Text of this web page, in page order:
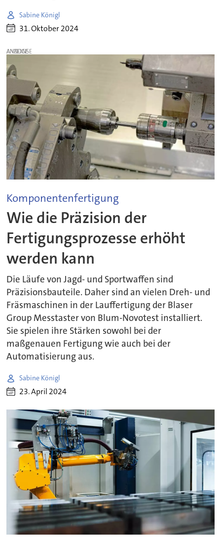
Sabine Königl
31. Oktober 2024
ANZEIGE
Komponentenfertigung
Wie die Präzision der
Fertigungsprozesse erhöht
werden kann
Die Läufe von Jagd- und Sportwaffen sind
Präzisionsbauteile. Daher sind an vielen Dreh- und
Fräsmaschinen in der Lauffertigung der Blaser
Group Messtaster von Blum-Novotest installiert.
Sie spielen ihre Stärken sowohl bei der
maßgenauen Fertigung wie auch bei der
Automatisierung aus.
Sabine Königl
23. April 2024